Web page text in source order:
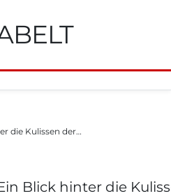
die Kulissen der…
Ein Blick hinter die